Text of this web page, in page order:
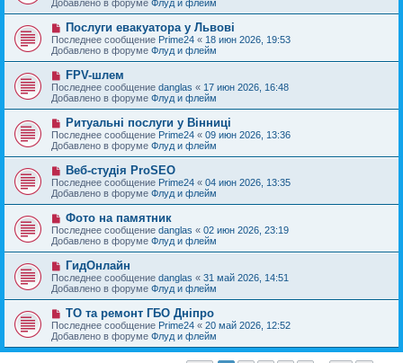
е
б
е
н
и
е
о
е
с
о
о
б
щ
е
н
и
е
Добавлено в форуме Флуд и флейм
Н
о
в
о
е
с
о
о
б
щ
е
н
и
е
Послуги евакуатора у Львові
Последнее сообщение Prime24 « 18 июн 2026, 19:53
Добавлено в форуме Флуд и флейм
Н
о
в
о
е
с
о
о
б
щ
е
н
и
е
FPV-шлем
Последнее сообщение danglas « 17 июн 2026, 16:48
Добавлено в форуме Флуд и флейм
Н
о
в
о
е
с
о
о
б
щ
е
н
и
е
Ритуальні послуги у Вінниці
Последнее сообщение Prime24 « 09 июн 2026, 13:36
Добавлено в форуме Флуд и флейм
Н
о
в
о
с
о
о
б
щ
е
н
и
е
Веб-студія ProSEO
Последнее сообщение Prime24 « 04 июн 2026, 13:35
Добавлено в форуме Флуд и флейм
Н
о
в
о
е
с
о
о
б
щ
е
н
и
е
Фото на памятник
Последнее сообщение danglas « 02 июн 2026, 23:19
Добавлено в форуме Флуд и флейм
Н
о
в
о
е
о
о
б
ГидОнлайн
Последнее сообщение danglas « 31 май 2026, 14:51
Добавлено в форуме Флуд и флейм
Н
о
в
о
е
ТО та ремонт ГБО Дніпро
Последнее сообщение Prime24 « 20 май 2026, 12:52
Добавлено в форуме Флуд и флейм